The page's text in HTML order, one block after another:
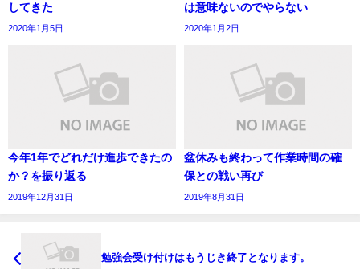
してきた
2020年1月5日
は意味ないのでやらない
2020年1月2日
今年1年でどれだけ進歩できたの
か？を振り返る
2019年12月31日
盆休みも終わって作業時間の確
保との戦い再び
2019年8月31日
勉強会受け付けはもうじき終了となります。